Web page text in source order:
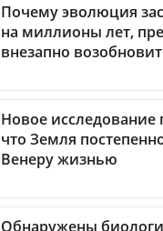
Почему эволюция
на миллионы лет,
внезапно
Новое исследование
что Земля
Венеру жизнью
Обнаружены